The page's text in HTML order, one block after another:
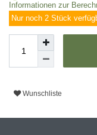
Informationen zur
Nur noch 2 Stück
Wunschliste